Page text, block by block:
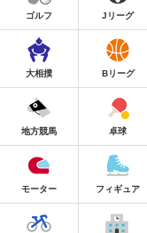
ゴルフ Jリーグ
大相撲 Bリーグ
地方競馬 卓球
モーター フィギュア